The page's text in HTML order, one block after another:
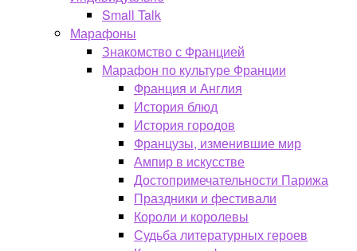
Small Talk
Марафоны
Знакомство с Францией
Марафон по культуре Франции
Франция и Англия
История блюд
История городов
Французы, изменившие мир
Ампир в искусстве
Достопримечательности Парижа
Праздники и фестивали
Короли и королевы
Судьба литературных героев